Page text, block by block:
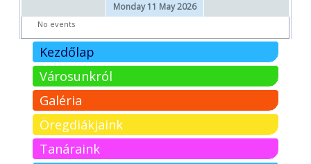
Tanárjelölteknek
Monday 11 May 2026
No events
Kezdőlap
Városunkról
Galéria
Öregdiákjaink
Tanáraink